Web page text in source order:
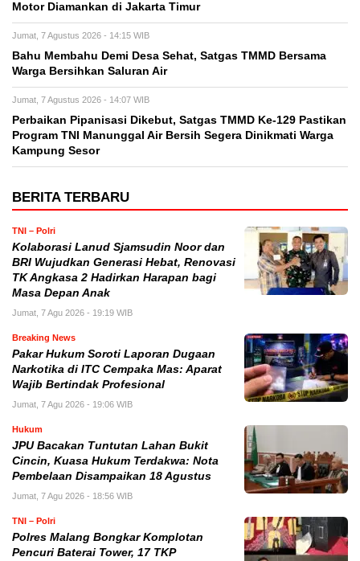
Motor Diamankan di Jakarta Timur
Jumat, 7 Agustus 2026 - 14:15 WIB
Bahu Membahu Demi Desa Sehat, Satgas TMMD Bersama
Warga Bersihkan Saluran Air
Jumat, 7 Agustus 2026 - 14:07 WIB
Perbaikan Pipanisasi Dikebut, Satgas TMMD Ke-129 Pastikan
Program TNI Manunggal Air Bersih Segera Dinikmati Warga
Kampung Sesor
BERITA TERBARU
TNI – Polri
Kolaborasi Lanud Sjamsudin Noor dan
BRI Wujudkan Generasi Hebat, Renovasi
TK Angkasa 2 Hadirkan Harapan bagi
Masa Depan Anak
Jumat, 7 Agu 2026 - 19:19 WIB
Breaking News
Pakar Hukum Soroti Laporan Dugaan
Narkotika di ITC Cempaka Mas: Aparat
Wajib Bertindak Profesional
Jumat, 7 Agu 2026 - 19:06 WIB
Hukum
JPU Bacakan Tuntutan Lahan Bukit
Cincin, Kuasa Hukum Terdakwa: Nota
Pembelaan Disampaikan 18 Agustus
Jumat, 7 Agu 2026 - 18:56 WIB
TNI – Polri
Polres Malang Bongkar Komplotan
Pencuri Baterai Tower, 17 TKP